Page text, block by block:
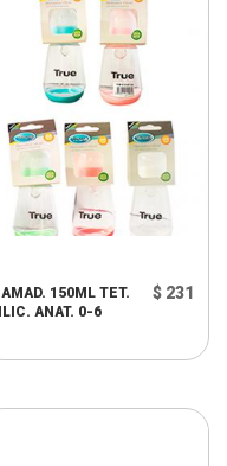
150ML TET.
ANAT. 0-6
$ 231